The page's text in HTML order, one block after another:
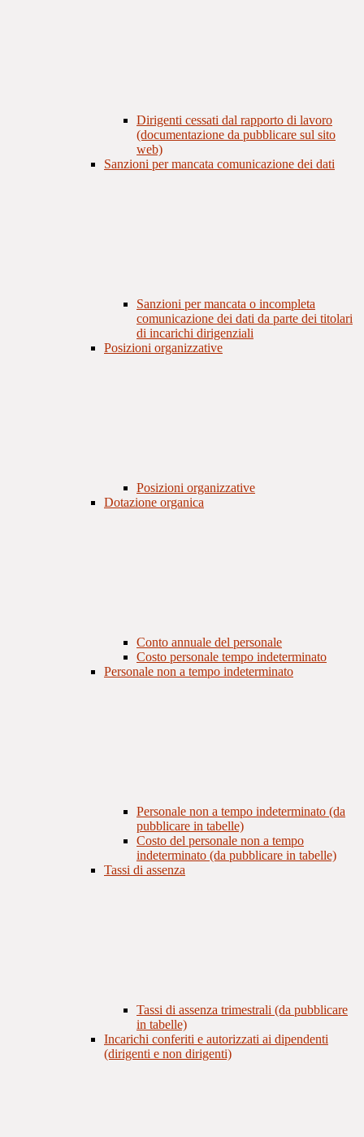
Dirigenti cessati dal rapporto di lavoro
(documentazione da pubblicare sul sito
web)
Sanzioni per mancata comunicazione dei dati
Sanzioni per mancata o incompleta
comunicazione dei dati da parte dei titolari
di incarichi dirigenziali
Posizioni organizzative
Posizioni organizzative
Dotazione organica
Conto annuale del personale
Costo personale tempo indeterminato
Personale non a tempo indeterminato
Personale non a tempo indeterminato (da
pubblicare in tabelle)
Costo del personale non a tempo
indeterminato (da pubblicare in tabelle)
Tassi di assenza
Tassi di assenza trimestrali (da pubblicare
in tabelle)
Incarichi conferiti e autorizzati ai dipendenti
(dirigenti e non dirigenti)